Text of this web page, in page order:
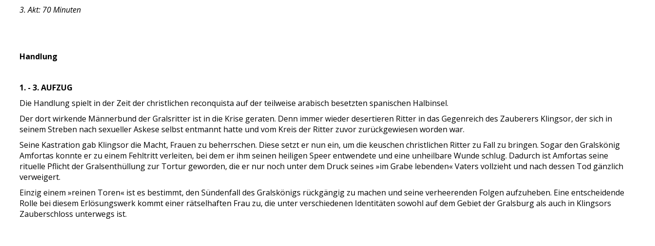
3. Akt: 70 Minuten
Handlung
1. - 3. AUFZUG
Die Handlung spielt in der Zeit der christlichen reconquista auf der teilweise arabisch besetzten spanischen Halbinsel.
Der dort wirkende Männerbund der Gralsritter ist in die Krise geraten. Denn immer wieder desertieren Ritter in das Gegenreich des Zauberers Klingsor, der sich in
seinem Streben nach sexueller Askese selbst entmannt hatte und vom Kreis der Ritter zuvor zurückgewiesen worden war.
Seine Kastration gab Klingsor die Macht, Frauen zu beherrschen. Diese setzt er nun ein, um die keuschen christlichen Ritter zu Fall zu bringen. Sogar den Gralskönig
Amfortas konnte er zu einem Fehltritt verleiten, bei dem er ihm seinen heiligen Speer entwendete und eine unheilbare Wunde schlug. Dadurch ist Amfortas seine
rituelle Pflicht der Gralsenthüllung zur Tortur geworden, die er nur noch unter dem Druck seines »im Grabe lebenden« Vaters vollzieht und nach dessen Tod gänzlich
verweigert.
Einzig einem »reinen Toren« ist es bestimmt, den Sündenfall des Gralskönigs rückgängig zu machen und seine verheerenden Folgen aufzuheben. Eine entscheidende
Rolle bei diesem Erlösungswerk kommt einer rätselhaften Frau zu, die unter verschiedenen Identitäten sowohl auf dem Gebiet der Gralsburg als auch in Klingsors
Zauberschloss unterwegs ist.